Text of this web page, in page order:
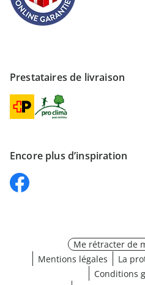
Prestataires de livraison
Encore plus d’inspiration
Me rétracter de
Mentions légales
La
Conditions